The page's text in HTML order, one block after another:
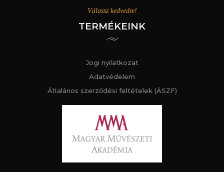
Válassz kedvedre!
TERMÉKEINK
Jogi nyilatkozat
Adatvédelem
Általános szerződési feltételek (ÁSZF)